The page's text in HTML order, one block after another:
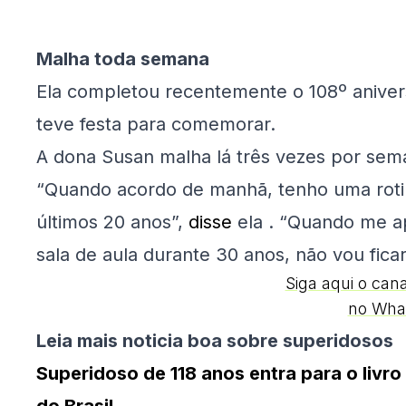
Malha toda semana
Ela completou recentemente o 108º
teve festa para comemorar.
A dona Susan malha lá três vezes por
“Quando acordo de manhã, tenho uma
últimos 20 anos”, disse ela . “Quando me
sala de aula durante 30 anos, não vou
Siga aqui o
no
Leia mais noticia boa sobre superidosos
Superidoso de 118 anos entra para o